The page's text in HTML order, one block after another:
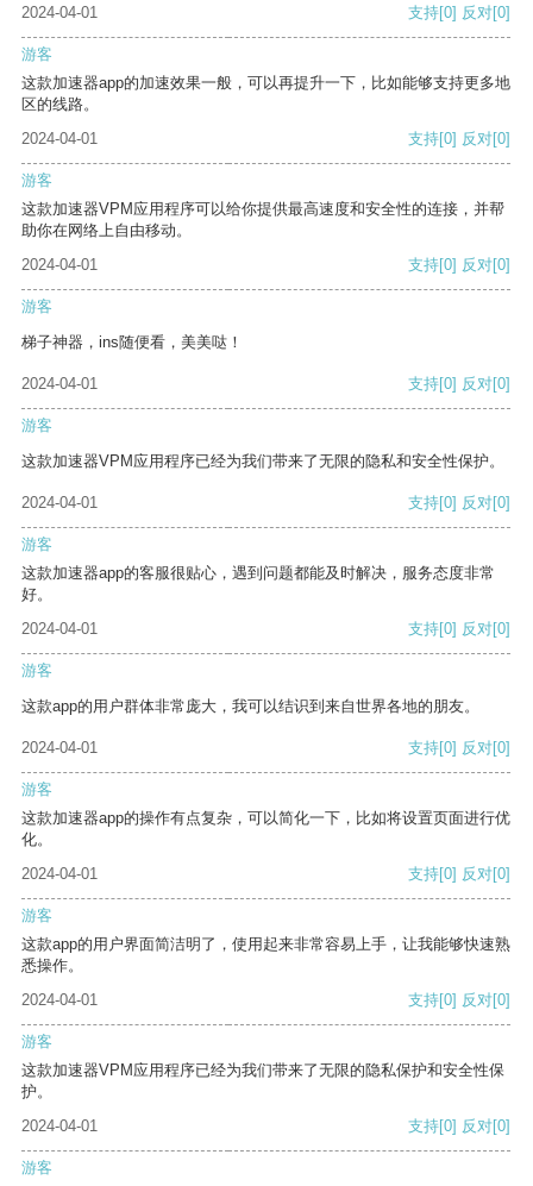
2024-04-01 支持[0] 反对[0]
游客
这款加速器app的加速效果一般，可以再提升一下，比如能够支持更多地
区的线路。
2024-04-01
支持[0] 反对[0]
游客
这款加速器VPM应用程序可以给你提供最高速度和安全性的连接，并帮
助你在网络上自由移动。
2024-04-01
支持[0] 反对[0]
游客
梯子神器，ins随便看，美美哒！
2024-04-01 支持[0] 反对[0]
游客
这款加速器VPM应用程序已经为我们带来了无限的隐私和安全性保护。
2024-04-01 支持[0] 反对[0]
游客
这款加速器app的客服很贴心，遇到问题都能及时解决，服务态度非常
好。
2024-04-01
支持[0] 反对[0]
游客
这款app的用户群体非常庞大，我可以结识到来自世界各地的朋友。
2024-04-01 支持[0] 反对[0]
游客
这款加速器app的操作有点复杂，可以简化一下，比如将设置页面进行优
化。
2024-04-01
支持[0] 反对[0]
游客
这款app的用户界面简洁明了，使用起来非常容易上手，让我能够快速熟
悉操作。
2024-04-01
支持[0] 反对[0]
游客
这款加速器VPM应用程序已经为我们带来了无限的隐私保护和安全性保
护。
2024-04-01
支持[0] 反对[0]
游客